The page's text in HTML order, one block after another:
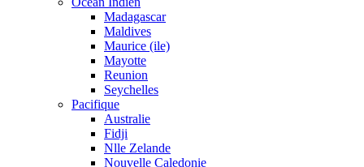
Madagascar
Maldives
Maurice (ile)
Mayotte
Reunion
Seychelles
Pacifique
Australie
Fidji
Nlle Zelande
Nouvelle Caledonie